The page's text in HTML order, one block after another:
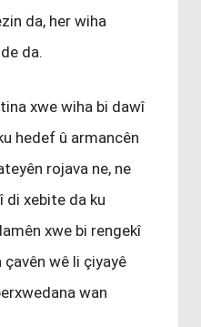
da, her wiha
da.
xwe wiha bi dawî
hedef û armancên
rojava ne, ne
di xebite da ku
xwe bi rengekî
wê li çiyayê
wan